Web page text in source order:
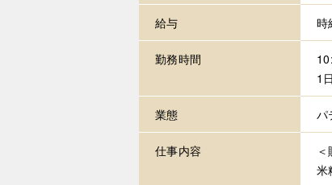
給与 時
勤務時間
1
業態 パ
仕事内容
米